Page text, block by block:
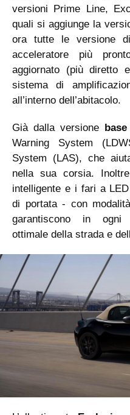
versioni Prime Line,
quali si aggiunge la
ora tutte le versione
acceleratore più
aggiornato (più diretto
sistema di
all’interno dell’abitacolo.
Già dalla versione base
Warning System
System (LAS), che
nella sua corsia.
intelligente e i fari a
di portata - con
garantiscono in ogni
ottimale della strada e